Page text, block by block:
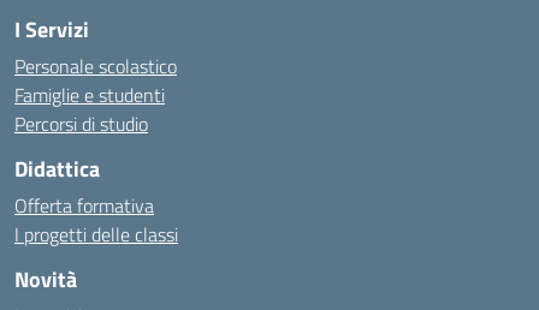
I Servizi
Personale scolastico
Famiglie e studenti
Percorsi di studio
Didattica
Offerta formativa
I progetti delle classi
Novità